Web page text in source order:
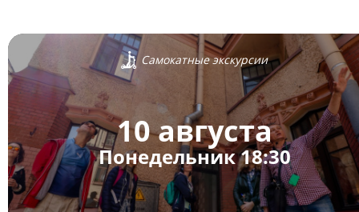
Самокатные экскурсии
10 августа
Понедельник 18:30